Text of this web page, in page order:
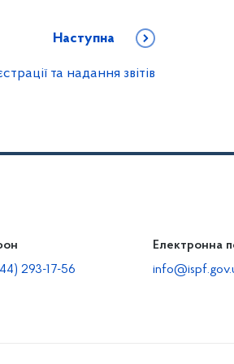
Наступна
та надання звітів
293-17-56
Електронна